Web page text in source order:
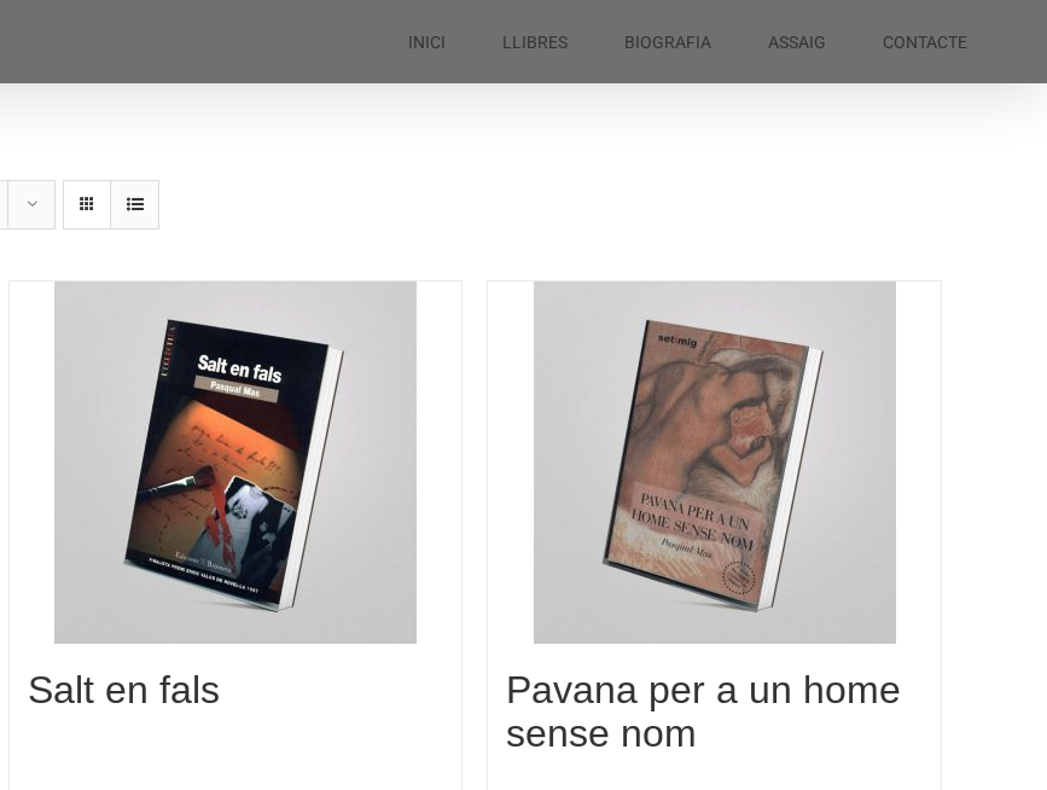
INICI LLIBRES BIOGRAFIA ASSAIG CONTACTE
Salt en fals
Pavana per a un home
sense nom